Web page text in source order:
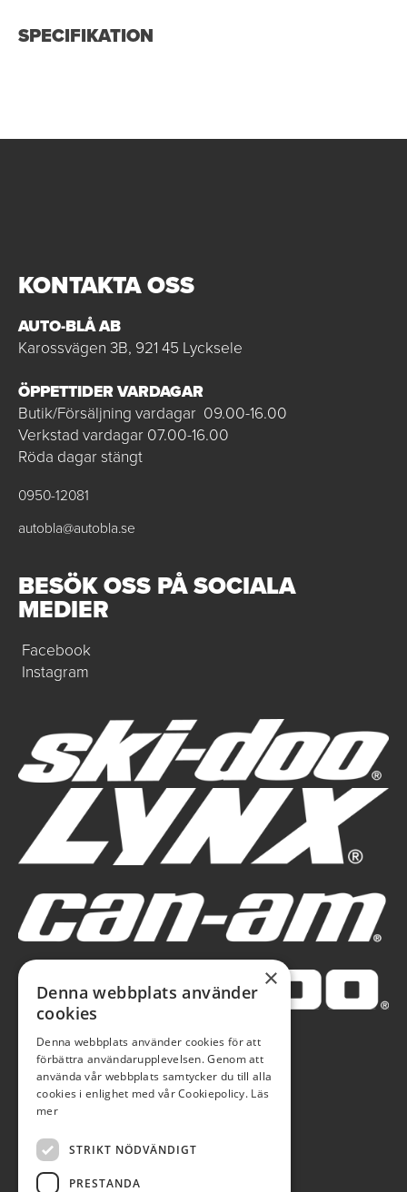
SPECIFIKATION
KONTAKTA OSS
AUTO-BLÅ AB
Karossvägen 3B, 921 45 Lycksele
ÖPPETTIDER VARDAGAR
Butik/Försäljning vardagar 09.00-16.00
Verkstad vardagar 07.00-16.00
Röda dagar stängt
0950-12081
autobla@autobla.se
BESÖK OSS PÅ SOCIALA
MEDIER
Facebook
Instagram
×
Denna webbplats använder
cookies
Denna webbplats använder cookies för att
förbättra användarupplevelsen. Genom att
använda vår webbplats samtycker du till alla
cookies i enlighet med vår Cookiepolicy. Läs
mer
STRIKT NÖDVÄNDIGT
PRESTANDA